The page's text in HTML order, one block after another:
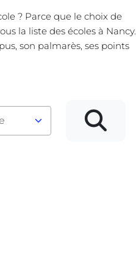
? Parce que le choix de
la liste des écoles à Nancy.
son palmarès, ses points